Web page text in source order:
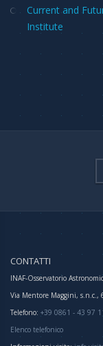
Current and
Institute
CONTATTI
INAF-Osservatorio
Via Mentore Maggini, s.n.c.,
Telefono: +39 0861 - 43 97
Elenco telefonico